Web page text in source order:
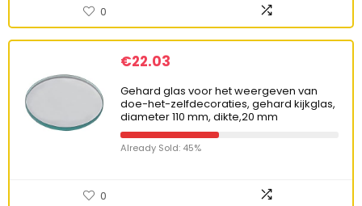
0
€22.03
Gehard glas voor het weergeven van
doe-het-zelfdecoraties, gehard kijkglas,
diameter 110 mm, dikte,20 mm
Already Sold: 45%
0